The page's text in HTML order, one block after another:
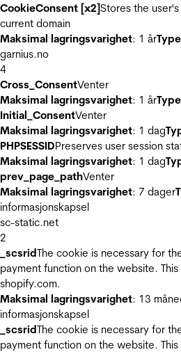
CookieConsent [x2]Stores the
current domain
Maksimal lagringsvarighet: 1 årType
garnius.no
4
Cross_ConsentVenter
Maksimal lagringsvarighet: 1 årType
Initial_ConsentVenter
Maksimal lagringsvarighet: 1 dag
PHPSESSIDPreserves user session
Maksimal lagringsvarighet: 1 dag
prev_page_pathVenter
Maksimal lagringsvarighet: 7 dager
informasjonskapsel
sc-static.net
2
_scsridThe cookie is necessary for
payment function on the website.
shopify.com.
Maksimal lagringsvarighet: 13
informasjonskapsel
_scsridThe cookie is necessary for
payment function on the website.